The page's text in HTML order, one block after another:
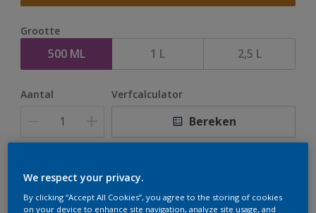
Grootte
500 ML 1 L 2,5 L
Aantal Verfcalculator
Bereken
Op dit moment is het niet mogelijk dit product online
te bestellen. Houd de website in de gaten, we werken
er hard aan om de voorraad aan te vullen.
We respect your privacy.
By clicking “Accept All Cookies”, you agree to the storing of cookies
on your device to enhance site navigation, analyze site usage, and